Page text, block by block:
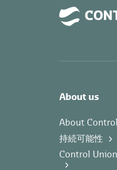
About us
About
持続可能性
Control